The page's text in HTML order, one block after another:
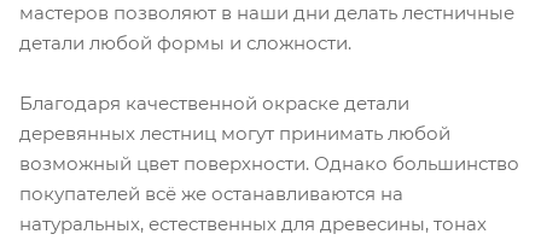
мастеров позволяют в наши дни делать лестничные
детали любой формы и сложности.
Благодаря качественной окраске детали
деревянных лестниц могут принимать любой
возможный цвет поверхности. Однако большинство
покупателей всё же останавливаются на
натуральных, естественных для древесины, тонах